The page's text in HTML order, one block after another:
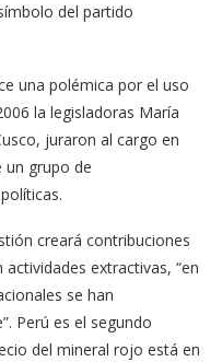
del partido
una polémica por el uso
la legisladoras María
juraron al cargo en
un grupo de
creará contribuciones
extractivas, “en
se han
Perú es el segundo
del mineral rojo está en